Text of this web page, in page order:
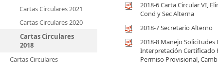
Cartas Circulares 2021
Cartas Circulares 2020
Cartas Circulares
2018
Cartas Circulares
2018-6 Carta Circular VI,
Cond y Sec Alterna
2018-7 Secretario Alterno
2018-8 Manejo
Interpretación Certificado
Permiso Provisional,